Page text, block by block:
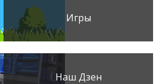
Игры
Наш Дзен